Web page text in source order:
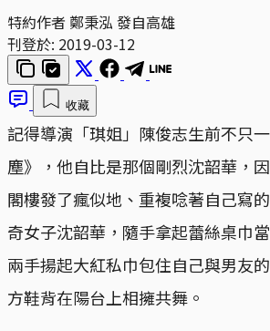
特約作者 鄭秉泓 發自高雄
刊登於: 2019-03-12
收藏
記得導演「琪姐」陳俊志生前不只
塵》，他自比是那個剛烈沈韶華，
閣樓發了瘋似地、重複唸著自己寫
奇女子沈韶華，隨手拿起蕾絲桌巾
兩手揚起大紅私巾包住自己與男友
方鞋背在陽台上相擁共舞。